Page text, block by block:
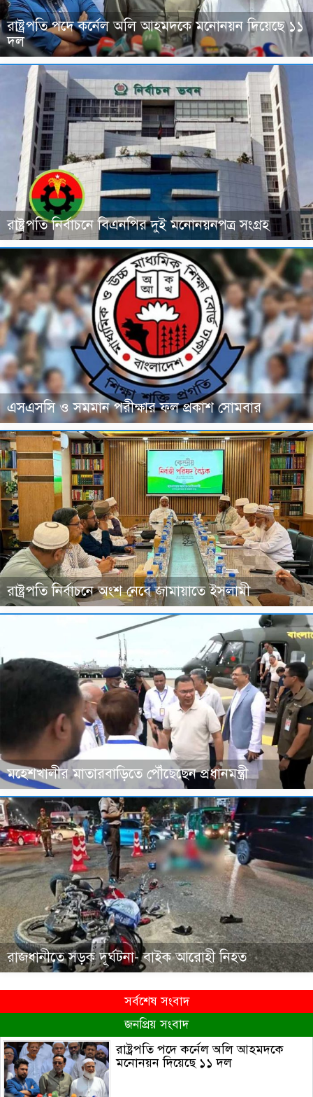
রাষ্ট্রপতি পদে কর্নেল অলি আহমদকে মনোনয়ন দিয়েছে ১১
দল
রাষ্ট্রপতি নির্বাচনে বিএনপির দুই মনোনয়নপত্র সংগ্রহ
এসএসসি ও সমমান পরীক্ষার ফল প্রকাশ সোমবার
রাষ্ট্রপতি নির্বাচনে অংশ নেবে জামায়াতে ইসলামী
মহেশখালীর মাতারবাড়িতে পৌঁছেছেন প্রধানমন্ত্রী
রাজধানীতে সড়ক দূর্ঘটনা- বাইক আরোহী নিহত
সর্বশেষ সংবাদ
জনপ্রিয় সংবাদ
রাষ্ট্রপতি পদে কর্নেল অলি আহমদকে
মনোনয়ন দিয়েছে ১১ দল